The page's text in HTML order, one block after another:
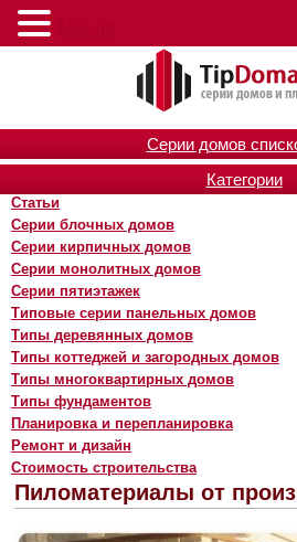
Серии домов
Категории
Статьи
Серии блочных домов
Серии кирпичных домов
Серии монолитных домов
Серии пятиэтажек
Типовые серии панельных домов
Типы деревянных домов
Типы коттеджей и загородных домов
Типы многоквартирных домов
Типы фундаментов
Планировка и перепланировка
Ремонт и дизайн
Стоимость строительства
Пиломатериалы от